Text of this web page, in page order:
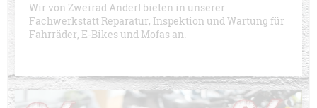
Wir von Zweirad Anderl bieten in unserer
Fachwerkstatt Reparatur, Inspektion und Wartung für
Fahrräder, E-Bikes und Mofas an.